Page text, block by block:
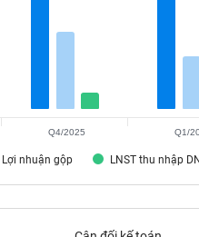
Lợi nhuận gộp LNST thu nhập DN
Q4/2025 Q1/